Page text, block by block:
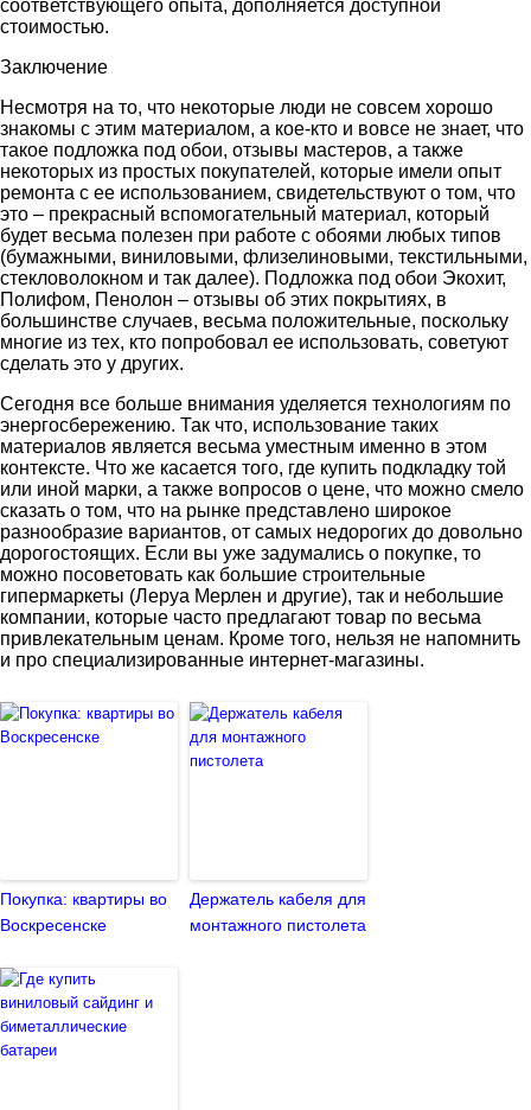
соответствующего опыта, дополняется доступной
стоимостью.
Заключение
Несмотря на то, что некоторые люди не совсем хорошо
знакомы с этим материалом, а кое-кто и вовсе не знает, что
такое подложка под обои, отзывы мастеров, а также
некоторых из простых покупателей, которые имели опыт
ремонта с ее использованием, свидетельствуют о том, что
это – прекрасный вспомогательный материал, который
будет весьма полезен при работе с обоями любых типов
(бумажными, виниловыми, флизелиновыми, текстильными,
стекловолокном и так далее). Подложка под обои Экохит,
Полифом, Пенолон – отзывы об этих покрытиях, в
большинстве случаев, весьма положительные, поскольку
многие из тех, кто попробовал ее использовать, советуют
сделать это у других.
Сегодня все больше внимания уделяется технологиям по
энергосбережению. Так что, использование таких
материалов является весьма уместным именно в этом
контексте. Что же касается того, где купить подкладку той
или иной марки, а также вопросов о цене, что можно смело
сказать о том, что на рынке представлено широкое
разнообразие вариантов, от самых недорогих до довольно
дорогостоящих. Если вы уже задумались о покупке, то
можно посоветовать как большие строительные
гипермаркеты (Леруа Мерлен и другие), так и небольшие
компании, которые часто предлагают товар по весьма
привлекательным ценам. Кроме того, нельзя не напомнить
и про специализированные интернет-магазины.
Покупка: квартиры во
Воскресенске
Держатель кабеля для
монтажного пистолета